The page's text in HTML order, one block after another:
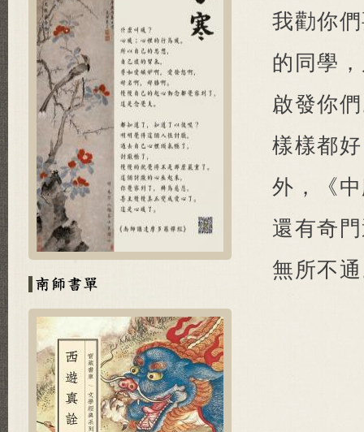
我勸你
的同學
啟發你
樣樣都
外，《
還有奇
無所不